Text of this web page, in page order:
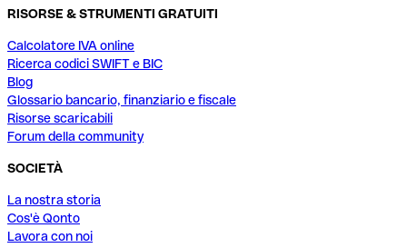
RISORSE & STRUMENTI GRATUITI
Calcolatore IVA online
Ricerca codici SWIFT e BIC
Blog
Glossario bancario, finanziario e fiscale
Risorse scaricabili
Forum della community
SOCIETÀ
La nostra storia
Cos'è Qonto
Lavora con noi